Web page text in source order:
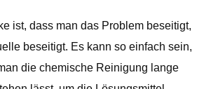
ist, dass man das Problem beseitigt,
beseitigt. Es kann so einfach sein,
die chemische Reinigung lange